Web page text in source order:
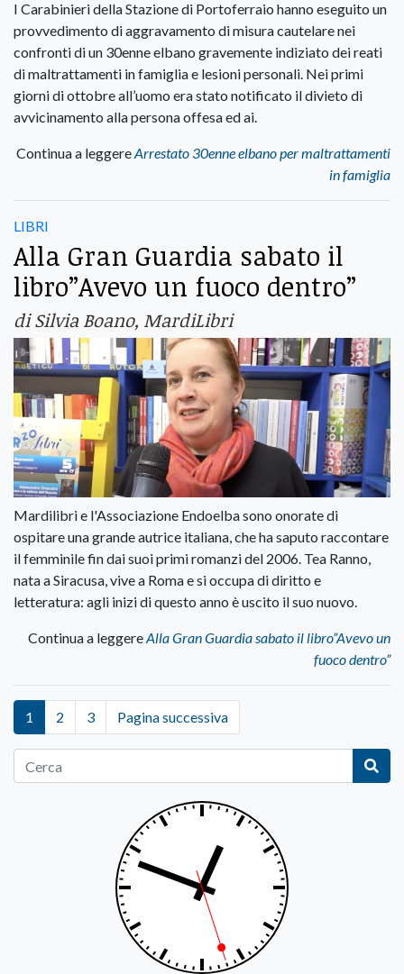
I Carabinieri della Stazione di Portoferraio hanno eseguito un
provvedimento di aggravamento di misura cautelare nei
confronti di un 30enne elbano gravemente indiziato dei reati
di maltrattamenti in famiglia e lesioni personali. Nei primi
giorni di ottobre all’uomo era stato notificato il divieto di
avvicinamento alla persona offesa ed ai.
Continua a leggereArrestato 30enne elbano per maltrattamenti
in famiglia
LIBRI
Alla Gran Guardia sabato il
libro”Avevo un fuoco dentro”
di Silvia Boano, MardiLibri
Mardilibri e l'Associazione Endoelba sono onorate di
ospitare una grande autrice italiana, che ha saputo raccontare
il femminile fin dai suoi primi romanzi del 2006. Tea Ranno,
nata a Siracusa, vive a Roma e si occupa di diritto e
letteratura: agli inizi di questo anno è uscito il suo nuovo.
Continua a leggereAlla Gran Guardia sabato il libro”Avevo un
fuoco dentro”
1 2 3 Pagina successiva